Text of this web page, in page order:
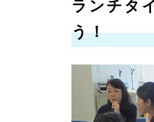
ランチタ
う！